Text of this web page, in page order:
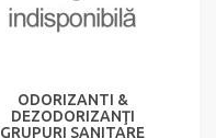
ODORIZANTI &
DEZODORIZANŢI
GRUPURI SANITARE